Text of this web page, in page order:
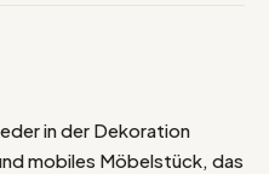
in der Dekoration
mobiles Möbelstück, das